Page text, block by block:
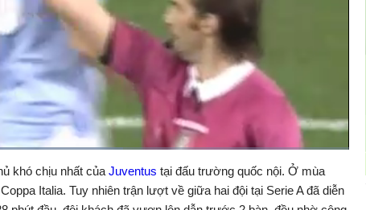
màn
hình
Bật
âm
thanh
Backward
khó chịu nhất của Juventus tại đấu trường quốc nội. Ở mùa
Italia. Tuy nhiên trận lượt về giữa hai đội tại Serie A đã diễn